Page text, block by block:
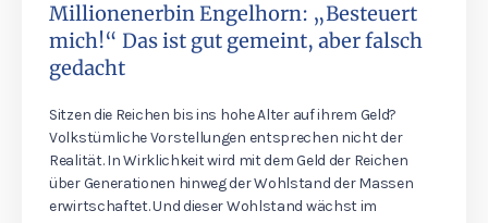
Millionenerbin Engelhorn: „Besteuert
mich!“ Das ist gut gemeint, aber falsch
gedacht
Sitzen die Reichen bis ins hohe Alter auf ihrem Geld?
Volkstümliche Vorstellungen entsprechen nicht der
Realität. In Wirklichkeit wird mit dem Geld der Reichen
über Generationen hinweg der Wohlstand der Massen
erwirtschaftet. Und dieser Wohlstand wächst im